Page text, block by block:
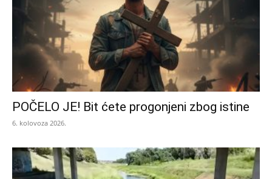
POČELO JE! Bit ćete progonjeni zbog istine
6. kolovoza 2026.